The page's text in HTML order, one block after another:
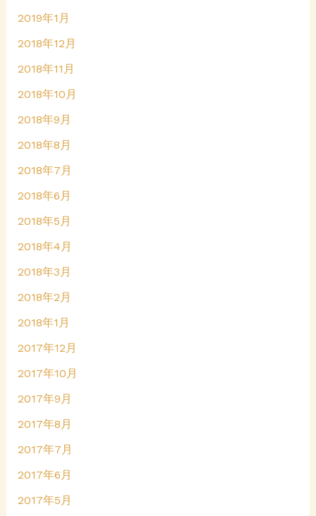
2019年1月
2018年12月
2018年11月
2018年10月
2018年9月
2018年8月
2018年7月
2018年6月
2018年5月
2018年4月
2018年3月
2018年2月
2018年1月
2017年12月
2017年10月
2017年9月
2017年8月
2017年7月
2017年6月
2017年5月